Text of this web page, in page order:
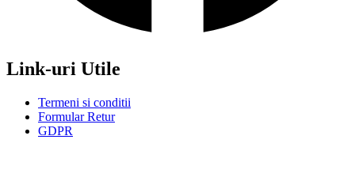
Link-uri Utile
Termeni si conditii
Formular Retur
GDPR